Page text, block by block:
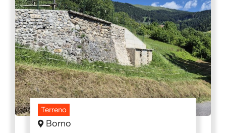
Terreno
Borno